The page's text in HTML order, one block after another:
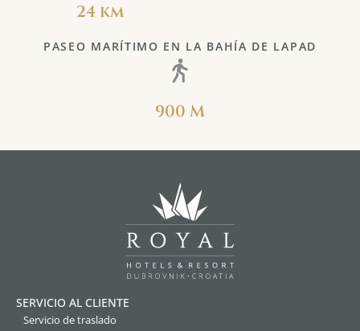
24 km
PASEO MARÍTIMO EN LA BAHÍA DE LAPAD
900 M
SERVICIO AL CLIENTE
Servicio de traslado